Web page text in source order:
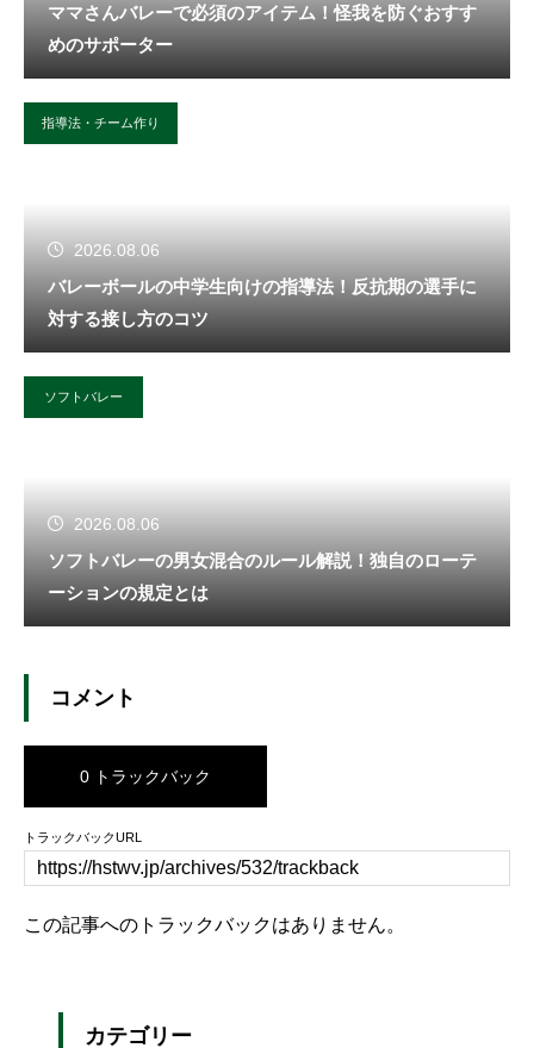
ママさんバレーで必須のアイテム！怪我を防ぐおすす
めのサポーター
指導法・チーム作り
2026.08.06
バレーボールの中学生向けの指導法！反抗期の選手に
対する接し方のコツ
ソフトバレー
2026.08.06
ソフトバレーの男女混合のルール解説！独自のローテ
ーションの規定とは
コメント
0 トラックバック
トラックバックURL
この記事へのトラックバックはありません。
カテゴリー